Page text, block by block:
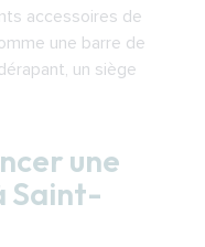
accessoires de
une barre de
un siège
une
Saint-